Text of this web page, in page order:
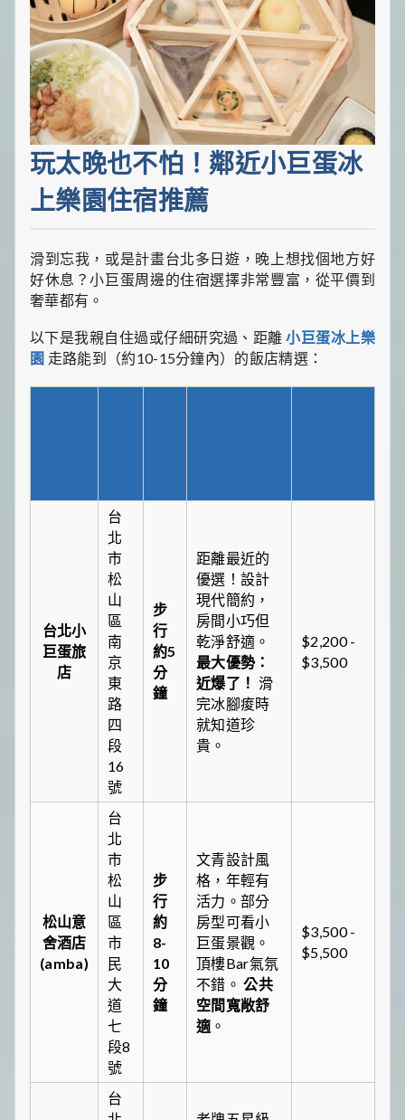
玩太晚也不怕！鄰近小巨蛋冰
上樂園住宿推薦
滑到忘我，或是計畫台北多日遊，晚上想找個地方好
好休息？小巨蛋周邊的住宿選擇非常豐富，從平價到
奢華都有。
以下是我親自住過或仔細研究過、距離小巨蛋冰上樂
園 走路能到（約10-15分鐘內）的飯店精選：
台北小
巨蛋旅
店
台
北
市
松
山
區
南
京
東
路
四
段
16
號
步
行
約5
分
鐘
距離最近的
優選！設計
現代簡約，
房間小巧但
乾淨舒適。
最大優勢：
近爆了！ 滑
完冰腳痠時
就知道珍
貴。
$2,200 -
$3,500
松山意
舍酒店
(amba)
台
北
市
松
山
區
市
民
大
道
七
段8
號
步
行
約
8-
10
分
鐘
文青設計風
格，年輕有
活力。部分
房型可看小
巨蛋景觀。
頂樓Bar氣氛
不錯。公共
空間寬敞舒
適 。
$3,500 -
$5,500
台